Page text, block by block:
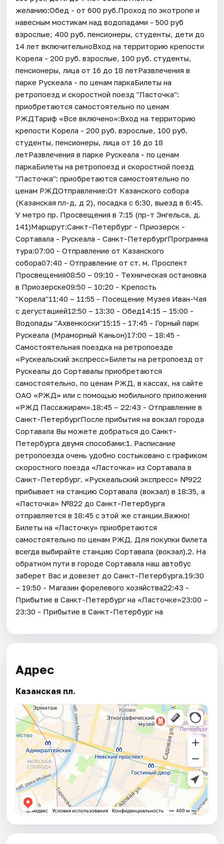
желанию:Обед - от 600 руб.Проход по экотропе и
навесным мостикам над водопадами - 500 руб
взрослые; 400 руб. пенсионеры, студенты, дети до
14 лет включительноВход на территорию крепости
Корела - 200 руб. взрослые, 100 руб. студенты,
пенсионеры, лица от 16 до 18 летРазвлечения в
парке Рускеала - по ценам паркаБилеты на
ретропоезд и скоростной поезд "Ласточка":
приобретаются самостоятельно по ценам
РЖДТариф «Все включено»:Вход на территорию
крепости Корела - 200 руб. взрослые, 100 руб.
студенты, пенсионеры, лица от 16 до 18
летРазвлечения в парке Рускеала - по ценам
паркаБилеты на ретропоезд и скоростной поезд
"Ласточка": приобретаются самостоятельно по
ценам РЖДОтправление:От Казанского собора
(Казанская пл-д, д 2), посадка с 6:30, выезд в 6:45.
У метро пр. Просвещения в 7:15 (пр-т Энгельса, д.
141)Маршрут:Санкт-Петербург - Приозерск -
Сортавала - Рускеала - Санкт-ПетербургПрограмма
тура:07:00 - Отправление от Казанского
собора07:40 - Отправление от ст. м. Проспект
Просвещения08:50 – 09:10 - Техническая остановка
в Приозерске09:50 – 10:20 - Крепость
"Корела"11:40 – 11:55 - Посещение Музея Иван-Чая
с дегустацией12:50 – 13:30 - Обед14:15 – 15:00 -
Водопады "Ахвенкоски"15:15 - 17:45 - Горный парк
Рускеала (Мраморный Каньон)17:00 – 18:45 -
Самостоятельная поездка на ретропоезде
«Рускеальский экспресс»Билеты на ретропоезд от
Рускеалы до Сортавалы приобретаются
самостоятельно, по ценам РЖД, в кассах, на сайте
ОАО «РЖД» или с помощью мобильного приложения
«РЖД Пассажирам».18:45 – 22:43 - Отправление в
Санкт-ПетербургПосле прибытия на вокзал города
Сортавала Вы можете добраться до Санкт-
Петербурга двумя способами:1. Расписание
ретропоезда очень удобно состыковано с графиком
скоростного поезда «Ласточка» из Сортавала в
Санкт-Петербург. «Рускеальский экспресс» №922
прибывает на станцию Сортавала (вокзал) в 18:35, а
«Ласточка» №822 до Санкт-Петербурга
отправляется в 18:45 с этой же станции.Важно!
Билеты на «Ласточку» приобретаются
самостоятельно по ценам РЖД. Для покупки билета
всегда выбирайте станцию Сортавала (вокзал).2. На
обратном пути в городе Сортавала наш автобус
заберет Вас и довезет до Санкт-Петербурга.19:30
– 19:50 - Магазин форелевого хозяйства22:43 -
Прибытие в Санкт-Петербург на «Ласточке»23:00 –
23:30 - Прибытие в Санкт-Петербург на
Адрес
Казанская пл.